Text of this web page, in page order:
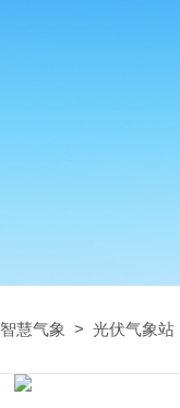
智慧气象 > 光伏气象站